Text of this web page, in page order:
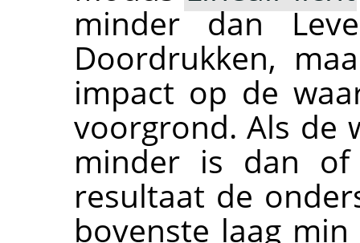
minder dan
Doordrukken,
impact op de
voorgrond. Als de
minder is dan
resultaat de
bovenste laag